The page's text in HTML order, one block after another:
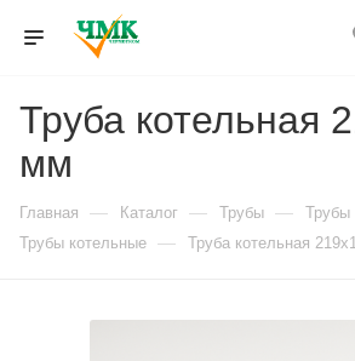
Труба котельная
мм
Главная — Каталог — Трубы — Трубы
Трубы котельные — Труба котельная